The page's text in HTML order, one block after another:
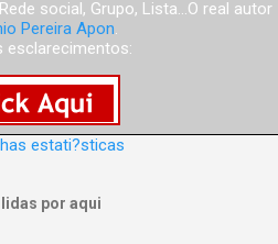
social, Grupo, Lista...O real autor
Pereira Apon
esclarecimentos:
estati?sticas
por aqui